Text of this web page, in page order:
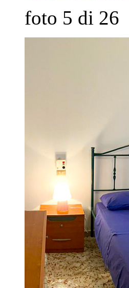
foto 5 di 26